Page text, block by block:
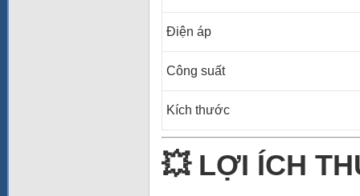
Điện áp
Công suất
Kích thước
💥 LỢI ÍCH